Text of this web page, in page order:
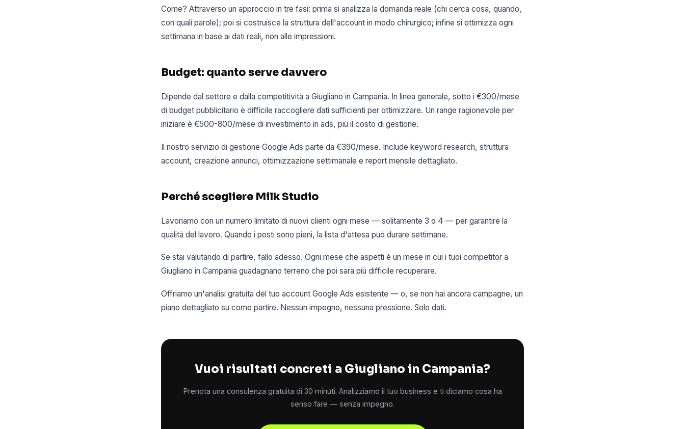
Come? Attraverso un approccio in tre fasi: prima si analizza la domanda reale (chi cerca cosa, quando,
con quali parole); poi si costruisce la struttura dell'account in modo chirurgico; infine si ottimizza ogni
settimana in base ai dati reali, non alle impressioni.
Budget: quanto serve davvero
Dipende dal settore e dalla competitività a Giugliano in Campania. In linea generale, sotto i €300/mese
di budget pubblicitario è difficile raccogliere dati sufficienti per ottimizzare. Un range ragionevole per
iniziare è €500-800/mese di investimento in ads, più il costo di gestione.
Il nostro servizio di gestione Google Ads parte da €390/mese. Include keyword research, struttura
account, creazione annunci, ottimizzazione settimanale e report mensile dettagliato.
Perché scegliere Milk Studio
Lavoriamo con un numero limitato di nuovi clienti ogni mese — solitamente 3 o 4 — per garantire la
qualità del lavoro. Quando i posti sono pieni, la lista d'attesa può durare settimane.
Se stai valutando di partire, fallo adesso. Ogni mese che aspetti è un mese in cui i tuoi competitor a
Giugliano in Campania guadagnano terreno che poi sarà più difficile recuperare.
Offriamo un'analisi gratuita del tuo account Google Ads esistente — o, se non hai ancora campagne, un
piano dettagliato su come partire. Nessun impegno, nessuna pressione. Solo dati.
Vuoi risultati concreti a Giugliano in Campania?
Prenota una consulenza gratuita di 30 minuti. Analizziamo il tuo business e ti diciamo cosa ha
senso fare — senza impegno.